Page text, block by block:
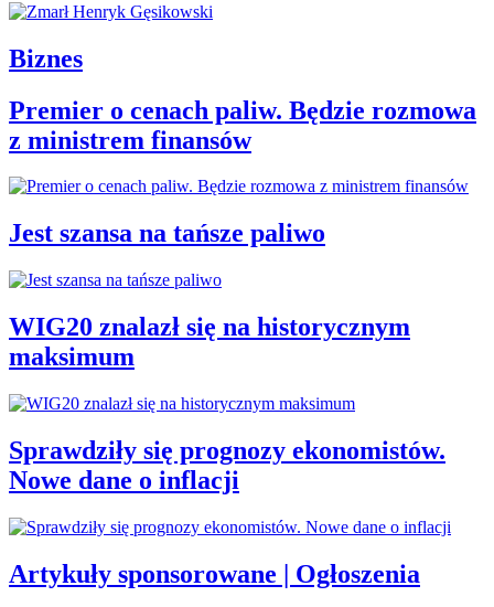
Biznes
Premier o cenach paliw. Będzie rozmowa
z ministrem finansów
Jest szansa na tańsze paliwo
WIG20 znalazł się na historycznym
maksimum
Sprawdziły się prognozy ekonomistów.
Nowe dane o inflacji
Artykuły sponsorowane | Ogłoszenia